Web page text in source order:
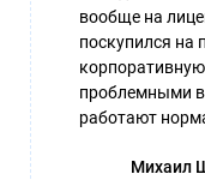
вообще на
поскупился на
проблемными
работают
Михаил